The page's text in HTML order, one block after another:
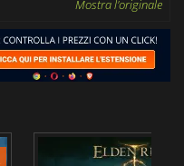
Mostra l'originale